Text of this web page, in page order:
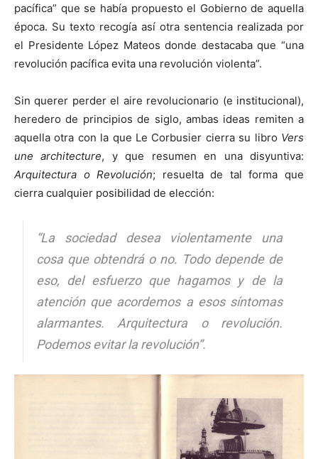
pacífica” que se había propuesto el Gobierno de aquella
época. Su texto recogía así otra sentencia realizada por
el Presidente López Mateos donde destacaba que “una
revolución pacífica evita una revolución violenta”.
Sin querer perder el aire revolucionario (e institucional),
heredero de principios de siglo, ambas ideas remiten a
aquella otra con la que Le Corbusier cierra su libro Vers
une architecture, y que resumen en una disyuntiva:
Arquitectura o Revolución; resuelta de tal forma que
cierra cualquier posibilidad de elección:
“La sociedad desea violentamente una
cosa que obtendrá o no. Todo depende de
eso, del esfuerzo que hagamos y de la
atención que acordemos a esos síntomas
alarmantes. Arquitectura o revolución.
Podemos evitar la revolución”.